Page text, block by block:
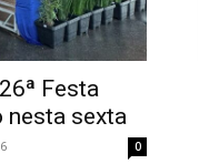
Festa
sexta
0